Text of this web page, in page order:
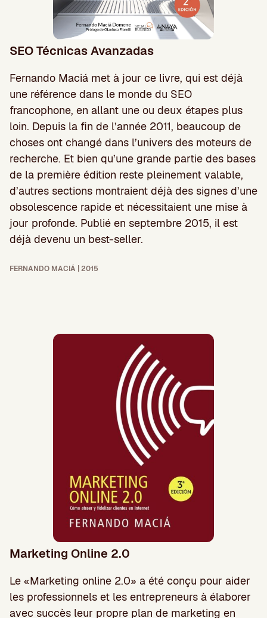
SEO Técnicas Avanzadas
Fernando Maciá met à jour ce livre, qui est déjà
une référence dans le monde du SEO
francophone, en allant une ou deux étapes plus
loin. Depuis la fin de l’année 2011, beaucoup de
choses ont changé dans l’univers des moteurs de
recherche. Et bien qu’une grande partie des bases
de la première édition reste pleinement valable,
d’autres sections montraient déjà des signes d’une
obsolescence rapide et nécessitaient une mise à
jour profonde. Publié en septembre 2015, il est
déjà devenu un best-seller.
FERNANDO MACIÁ | 2015
Marketing Online 2.0
Le «Marketing online 2.0» a été conçu pour aider
les professionnels et les entrepreneurs à élaborer
avec succès leur propre plan de marketing en